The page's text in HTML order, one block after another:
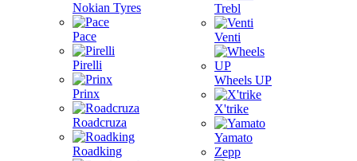
Nokian Tyres
Pace
Pirelli
Prinx
Roadcruza
Roadking
Trebl
Venti
Wheels UP
X'trike
Yamato
Zepp